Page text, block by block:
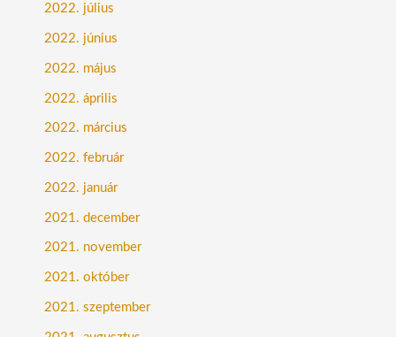
2022. július
2022. június
2022. május
2022. április
2022. március
2022. február
2022. január
2021. december
2021. november
2021. október
2021. szeptember